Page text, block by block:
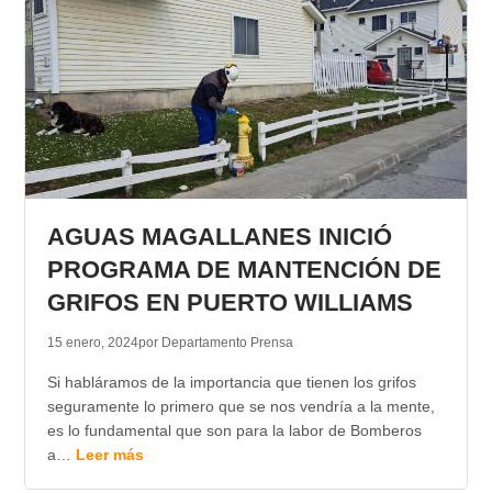
AGUAS MAGALLANES INICIÓ
PROGRAMA DE MANTENCIÓN DE
GRIFOS EN PUERTO WILLIAMS
15 enero, 2024por Departamento Prensa
Si habláramos de la importancia que tienen los grifos
seguramente lo primero que se nos vendría a la mente,
es lo fundamental que son para la labor de Bomberos
a… Leer más